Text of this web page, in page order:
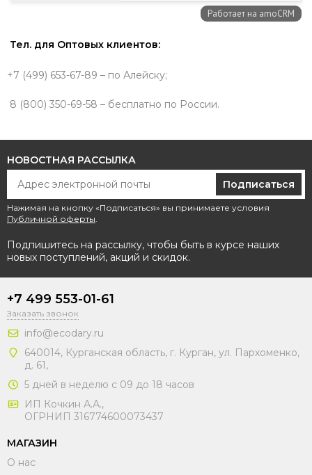
Тел. для Оптовых клиентов:
+7 (499) 653-67-89 – по Алейску;
8 (800) 350-69-58 – бесплатно по России.
НОВОСТНАЯ РАССЫЛКА
Подписаться
Нажимая на кнопку «Подписаться» вы принимаете условия
Публичной оферты.
Подпишитесь на рассылку, чтобы быть в курсе наших
новых поступлений, акций и скидок.
+7 499 553-01-61
Заказать звонок
info@ecodary.ru
640014, Курганская область, г. Курган, ул. Пархоменко,
д. 61,
5 дней в неделю с 09 до 18 часов
ИП Кочкин А.А.,
ОГРНИП 316774600073437
МАГАЗИН
О нас